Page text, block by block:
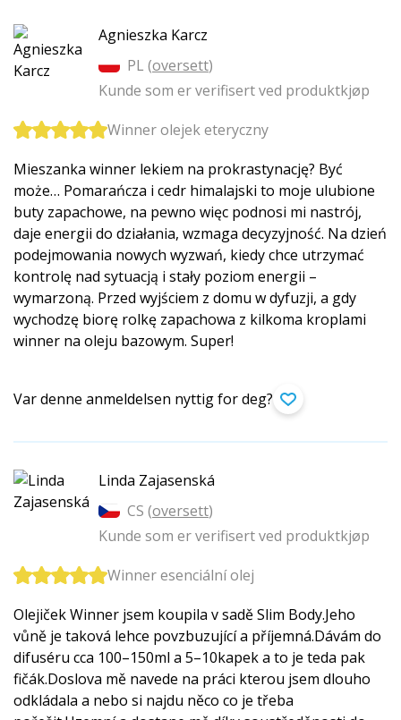
Agnieszka Karcz
PL (oversett)
Kunde som er verifisert ved produktkjøp
Winner olejek eteryczny
Mieszanka winner lekiem na prokrastynację? Być
może… Pomarańcza i cedr himalajski to moje ulubione
buty zapachowe, na pewno więc podnosi mi nastrój,
daje energii do działania, wzmaga decyzyjność. Na dzień
podejmowania nowych wyzwań, kiedy chce utrzymać
kontrolę nad sytuacją i stały poziom energii –
wymarzoną. Przed wyjściem z domu w dyfuzji, a gdy
wychodzę biorę rolkę zapachowa z kilkoma kroplami
winner na oleju bazowym. Super!
Var denne anmeldelsen nyttig for deg?
Linda Zajasenská
CS (oversett)
Kunde som er verifisert ved produktkjøp
Winner esenciální olej
Olejiček Winner jsem koupila v sadě Slim Body.Jeho
vůně je taková lehce povzbuzující a příjemná.Dávám do
difuséru cca 100–150ml a 5–10kapek a to je teda pak
fičák.Doslova mě navede na práci kterou jsem dlouho
odkládala a nebo si najdu něco co je třeba